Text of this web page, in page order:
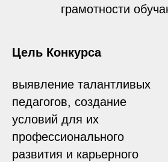
грамотности
Цель Конкурса
выявление талантливых
педагогов, создание
условий для их
профессионального
развития и карьерного